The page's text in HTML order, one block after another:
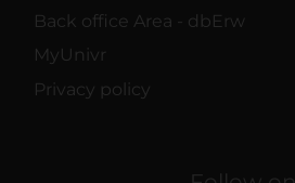
Back office Area - dbErw
MyUnivr
Privacy policy